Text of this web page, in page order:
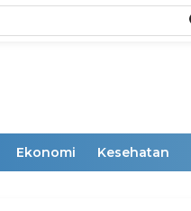
Ekonomi Kesehatan